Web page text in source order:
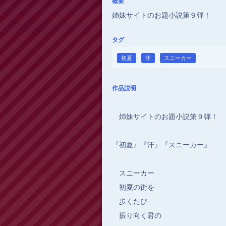
姉妹サイトのお題小説第９弾！
タグ
初夏 汗 スニーカー
作品説明
姉妹サイトのお題小説第９弾！
『初夏』『汗』『スニーカー』
スニーカー
初夏の街を
歩くたび
振り向く君の